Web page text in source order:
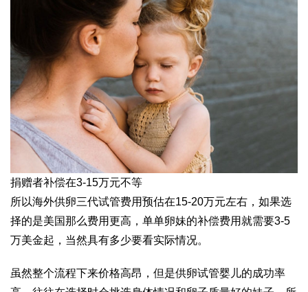
捐赠者补偿在3-15万元不等
所以海外供卵三代试管费用预估在15-20万元左右，如果选
择的是美国那么费用更高，单单卵妹的补偿费用就需要3-5
万美金起，当然具有多少要看实际情况。
虽然整个流程下来价格高昂，但是供卵试管婴儿的成功率